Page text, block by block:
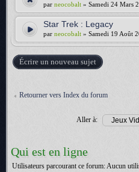
par neocobalt » Samedi 24 Mars
Star Trek : Legacy
par neocobalt » Samedi 19 Août
Écrire un nouveau sujet
Retourner vers Index du forum
Aller à:
Qui est en ligne
Utilisateurs parcourant ce forum: Aucun